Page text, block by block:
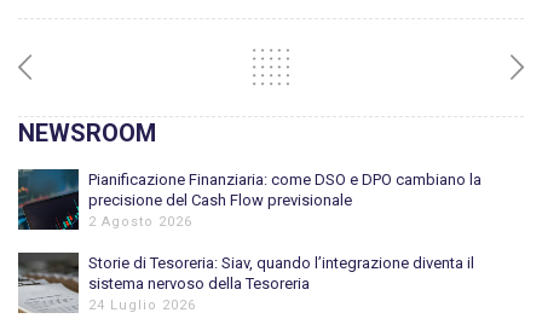
NEWSROOM
Pianificazione Finanziaria: come DSO e DPO cambiano la
precisione del Cash Flow previsionale
2 Agosto 2026
Storie di Tesoreria: Siav, quando l’integrazione diventa il
sistema nervoso della Tesoreria
24 Luglio 2026